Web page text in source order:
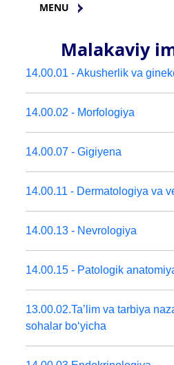
MENU
Malakaviy
14.00.01 - Akusherlik va
14.00.02 - Morfologiya
14.00.07 - Gigiyena
14.00.11 - Dermatologiya va
14.00.13 - Nevrologiya
14.00.15 - Patologik
13.00.02.Ta’lim va tarbiya
sohalar boʻyicha